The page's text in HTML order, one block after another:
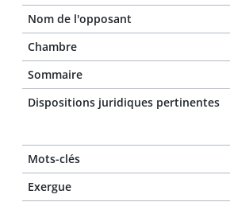
Nom de l'opposant
Chambre
Sommaire
Dispositions juridiques pertinentes
Mots-clés
Exergue